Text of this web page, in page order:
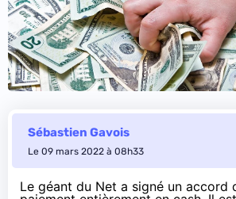
Sébastien Gavois
Le 09 mars 2022 à 08h33
Le géant du Net a signé un accord